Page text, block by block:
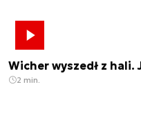
Wicher wyszedł z hali.
2 min.